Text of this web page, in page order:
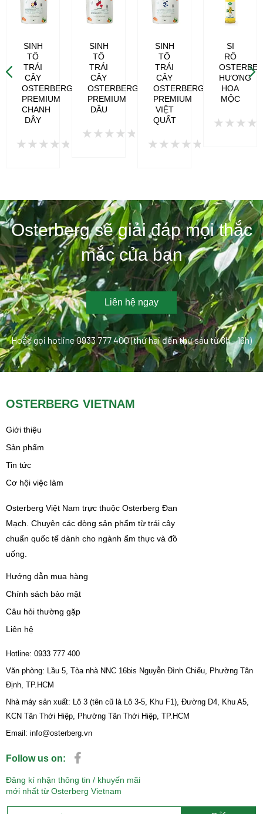
SINH
TỐ
TRÁI
CÂY
OSTERBERG
PREMIUM
CHANH
DÂY
5
sao
SINH
TỐ
TRÁI
CÂY
OSTERBERG
PREMIUM
DÂU
5
sao
SINH
TỐ
TRÁI
CÂY
OSTERBERG
PREMIUM
VIỆT
QUẤT
5
sao
SI
RÔ
HƯƠNG
HOA
MỘC
sao
Osterberg sẽ giải đáp mọi thắc
mắc của bạn
Liên hệ ngay
Hoặc gọi hotline 0933 777 400 (thứ hai đến thứ sáu từ 8h - 16h)
OSTERBERG VIETNAM
Giới thiệu
Sản phẩm
Tin tức
Cơ hội việc làm
Osterberg Việt Nam trực thuộc Osterberg Đan
Mạch. Chuyên các dòng sản phẩm từ trái cây
chuẩn quốc tế dành cho ngành ẩm thực và đồ
uống.
Hướng dẫn mua hàng
Chính sách bảo mật
Câu hỏi thường gặp
Liên hệ
Hotline: 0933 777 400
Văn phòng: Lầu 5, Tòa nhà NNC 16bis Nguyễn Đình Chiểu, Phường Tân
Định, TP.HCM
Nhà máy sản xuất: Lô 3 (tên cũ là Lô 3-5, Khu F1), Đường D4, Khu A5,
KCN Tân Thới Hiệp, Phường Tân Thới Hiệp, TP.HCM
Email: info@osterberg.vn
Follow us on:
Đăng kí nhận thông tin / khuyến mãi
mới nhất từ Osterberg Vietnam